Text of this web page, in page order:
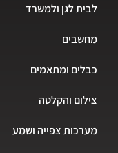
לבית לגן ולמשרד
מחשבים
כבלים ומתאמים
צילום והקלטה
מערכות צפייה ושמע